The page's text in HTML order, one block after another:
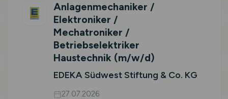
Anlagenmechaniker /
Elektroniker /
Mechatroniker /
Betriebselektriker
Haustechnik (m/w/d)
EDEKA Südwest Stiftung & Co. KG
27.07.2026